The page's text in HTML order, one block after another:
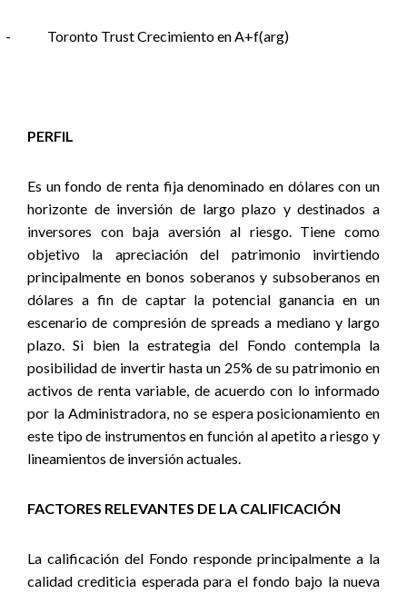
- Toronto Trust Crecimiento en A+f(arg)
PERFIL
Es unfondo de renta fija denominado en dólares con un
horizonte de inversión de largo plazo y destinados a
inversores con baja aversión al riesgo. Tiene como
objetivo la apreciación del patrimonio invirtiendo
principalmente en bonos soberanos y subsoberanos en
dólares a fin de captar la potencial ganancia en un
escenario de compresión de spreads a mediano y largo
plazo. Si bien la estrategia del Fondo contempla la
posibilidad de invertir hasta un 25% de su patrimonio en
activos de renta variable, de acuerdo con lo informado
por la Administradora, no se espera posicionamiento en
este tipo de instrumentos en función al apetito a riesgo y
lineamientos de inversión actuales.
FACTORES RELEVANTES DE LA CALIFICACIÓN
La calificación del Fondo responde principalmente a la
calidad crediticia esperada para el fondo bajo la nueva